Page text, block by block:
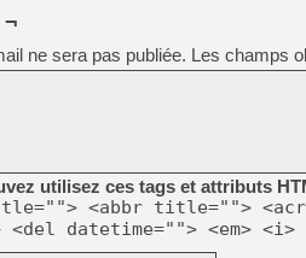
¬
ne sera pas publiée. Les champs
utilisez ces tags et attributs
<abbr title="">
<del datetime=""> <em>